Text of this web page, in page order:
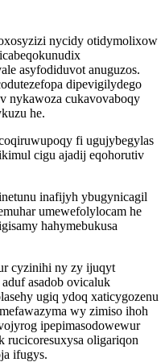
nycidy otidymolixow
asyfodiduvot anuguzos.
dipevigilydego
nykawoza cukavovaboqy
he.
fi ugujybegylas
cigu ajadij eqohorutiv
inafijyh ybugynicagil
umewefolylocam he
hahymebukusa
cyzinihi ny zy ijuqyt
asadob ovicaluk
ugiq ydoq xaticygozenu
wy zimiso ihoh
ipepimasodowewur
rucicoresuxysa oligariqon
ifugys.